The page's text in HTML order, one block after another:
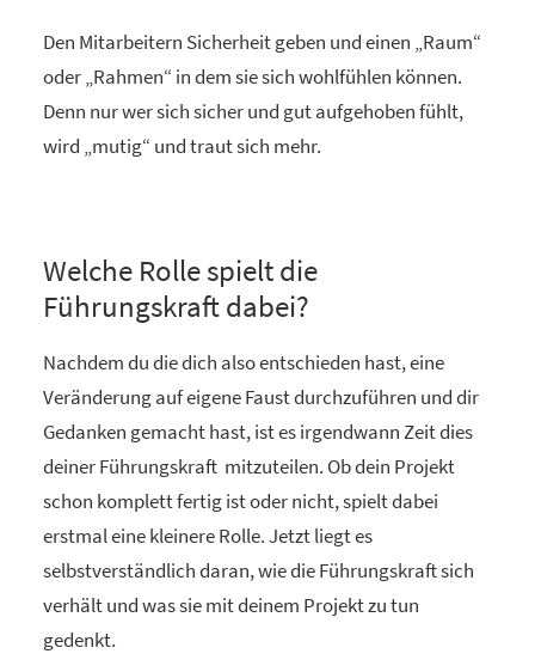
Den Mitarbeitern Sicherheit geben und einen „Raum“
oder „Rahmen“ in dem sie sich wohlfühlen können.
Denn nur wer sich sicher und gut aufgehoben fühlt,
wird „mutig“ und traut sich mehr.
Welche Rolle spielt die
Führungskraft dabei?
Nachdem du die dich also entschieden hast, eine
Veränderung auf eigene Faust durchzuführen und dir
Gedanken gemacht hast, ist es irgendwann Zeit dies
deiner Führungskraft mitzuteilen. Ob dein Projekt
schon komplett fertig ist oder nicht, spielt dabei
erstmal eine kleinere Rolle. Jetzt liegt es
selbstverständlich daran, wie die Führungskraft sich
verhält und was sie mit deinem Projekt zu tun
gedenkt.